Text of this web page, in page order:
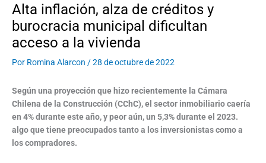
Alta inflación, alza de créditos y
burocracia municipal dificultan
acceso a la vivienda
Por Romina Alarcon /28 de octubre de 2022
Según una proyección que hizo recientemente la Cámara
Chilena de la Construcción (CChC), el sector inmobiliario caería
en 4% durante este año, y peor aún, un 5,3% durante el 2023.
algo que tiene preocupados tanto a los inversionistas como a
los compradores.